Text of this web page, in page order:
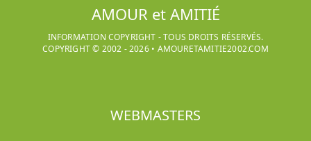
AMOUR et AMITIÉ
INFORMATION COPYRIGHT - TOUS DROITS RÉSERVÉS.
COPYRIGHT © 2002 -2026• AMOURETAMITIE2002.COM
WEBMASTERS